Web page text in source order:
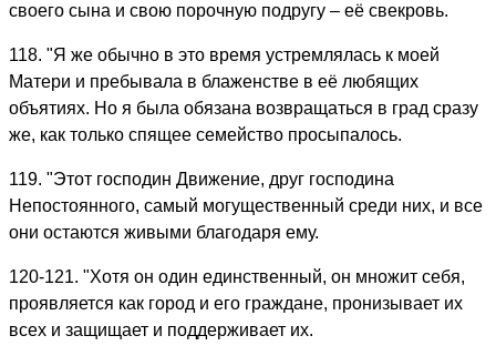
своего сына и свою пoрoчную подругу – её свекровь.
118. "Я же обычно в это время устремлялась к моей
Матери и пребывала в блаженстве в её любящих
объятиях. Но я была обязана возвращаться в град сразу
же, как только спящее семейство просыпалось.
119. "Этот господин Движение, друг господина
Непостоянного, самый могущественный среди них, и все
они остаются живыми благодаря ему.
120-121. "Хотя он один единственный, он множит себя,
проявляется как город и его граждане, пронизывает их
всех и защищает и поддерживает их.